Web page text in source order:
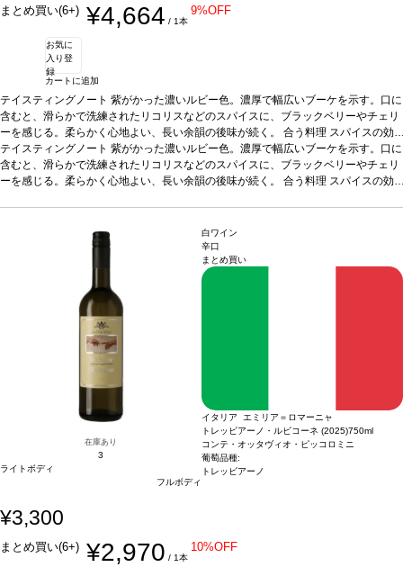
まとめ買い(6+) ¥4,664 / 1本
9%OFF
お気に
入り登
録
カートに追加
テイスティングノート 紫がかった濃いルビー色。濃厚で幅広いブーケを示す。口に
含むと、滑らかで洗練されたリコリスなどのスパイスに、ブラックベリーやチェリ
ーを感じる。柔らかく心地よい、長い余韻の後味が続く。 合う料理 スパイスの効
いた料理、濃厚な味わいの料理、ブルーチーズ、ダークチョコレートなどと好相
性。葡萄品種プリミティーヴォ 100%*本ヴィンテージが在庫切れの場合、在庫が
あり価格が同様の場合は自動的に次のヴィンテージに変更されます、ご了承くださ
テイスティングノート 紫がかった濃いルビー色。濃厚で幅広いブーケを示す。口に
含むと、滑らかで洗練されたリコリスなどのスパイスに、ブラックベリーやチェリ
ーを感じる。柔らかく心地よい、長い余韻の後味が続く。 合う料理 スパイスの効
あり価格が同様の場合は自動的に次のヴィンテージに変更されます、ご了承くださ
在庫あり
3
ライトボディ
フルボディ
白ワイン
辛口
まとめ買い
イタリア エミリア＝ロマーニャ
トレッビアーノ・ルビコーネ (2025)750ml
コンテ・オッタヴィオ・ピッコロミニ
葡萄品種:
トレッビアーノ
¥3,300
まとめ買い(6+) ¥2,970 / 1本
10%OFF